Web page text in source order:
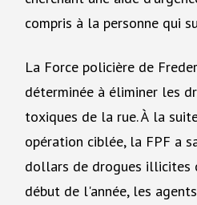
compris à la personne qui
La Force policière de
déterminée à éliminer les
toxiques de la rue. À la
opération ciblée, la FPF a
dollars de drogues illicites
début de l'année, les